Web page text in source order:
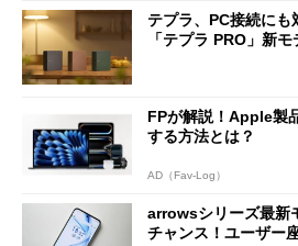
テプラ、PC接続にも
「テプラ PRO」新モ
FPが解説！Apple製
する方法とは？
AD（Fav-Log）
arrowsシリーズ最新
チャンス！ユーザー